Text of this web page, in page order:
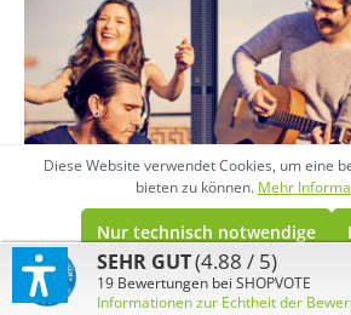
Diese Website verwendet Cookies, um eine
bieten zu können. Mehr
Nur technisch notwendige
Alle Cookies
SEHR GUT(4.88 / 5)
19 Bewertungen bei SHOPVOTE
Informationen zur Echtheit der